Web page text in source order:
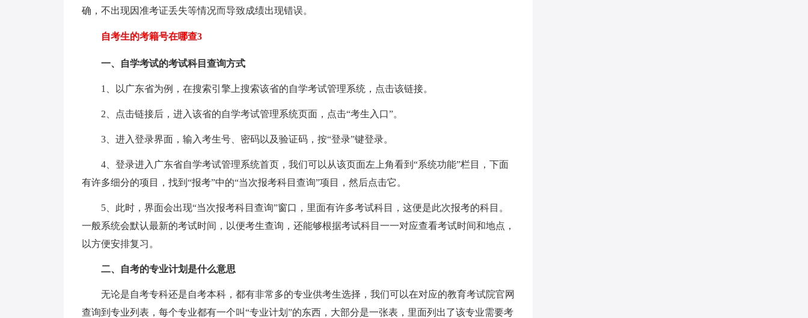
确，不出现因准考证丢失等情况而导致成绩出现错误。
自考生的考籍号在哪查3
一、自学考试的考试科目查询方式
1、以广东省为例，在搜索引擎上搜索该省的自学考试管理系统，点击该链接。
2、点击链接后，进入该省的自学考试管理系统页面，点击“考生入口”。
3、进入登录界面，输入考生号、密码以及验证码，按“登录”键登录。
4、登录进入广东省自学考试管理系统首页，我们可以从该页面左上角看到“系统功能”栏目，下面
有许多细分的项目，找到“报考”中的“当次报考科目查询”项目，然后点击它。
5、此时，界面会出现“当次报考科目查询”窗口，里面有许多考试科目，这便是此次报考的科目。
一般系统会默认最新的考试时间，以便考生查询，还能够根据考试科目一一对应查看考试时间和地点，
以方便安排复习。
二、自考的专业计划是什么意思
无论是自考专科还是自考本科，都有非常多的专业供考生选择，我们可以在对应的教育考试院官网
查询到专业列表，每个专业都有一个叫“专业计划”的东西，大部分是一张表，里面列出了该专业需要考